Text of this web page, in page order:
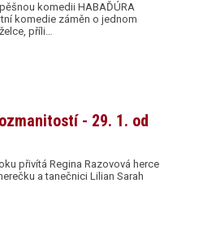
komedii HABAĎÚRA
komedie záměn o jednom
příli…
- 29. 1. od
přivítá Regina Razovová herce
a tanečnici Lilian Sarah